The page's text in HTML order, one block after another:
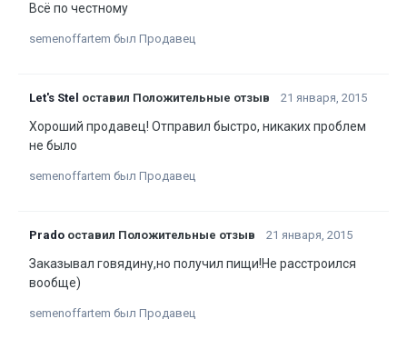
Всё по честному
semenoffartem был Продавец
Let's Stel оставил Положительные отзыв 21 января, 2015
Хороший продавец! Отправил быстро, никаких проблем
не было
semenoffartem был Продавец
Prado оставил Положительные отзыв 21 января, 2015
Заказывал говядину,но получил пищи!Не расстроился
вообще)
semenoffartem был Продавец